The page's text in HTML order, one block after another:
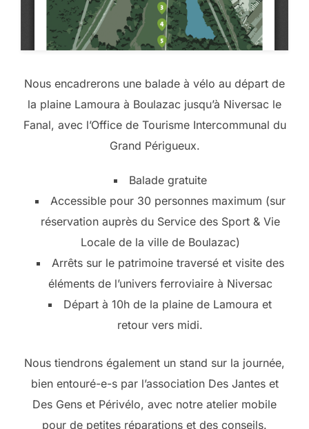
Nous encadrerons une balade à vélo au départ de
la plaine Lamoura à Boulazac jusqu’à Niversac le
Fanal, avec l’Office de Tourisme Intercommunal du
Grand Périgueux.
Balade gratuite
Accessible pour 30 personnes maximum (sur
réservation auprès du Service des Sport & Vie
Locale de la ville de Boulazac)
Arrêts sur le patrimoine traversé et visite des
éléments de l’univers ferroviaire à Niversac
Départ à 10h de la plaine de Lamoura et
retour vers midi.
Nous tiendrons également un stand sur la journée,
bien entouré-e-s par l’association Des Jantes et
Des Gens et Périvélo, avec notre atelier mobile
pour de petites réparations et des conseils.